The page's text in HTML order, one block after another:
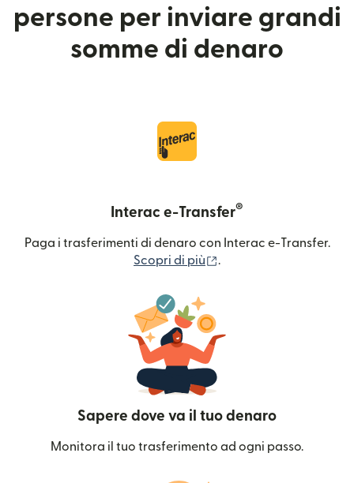
persone per inviare grandi
somme di denaro
Interac e-Transfer®
Paga i trasferimenti di denaro con Interac e-Transfer.
Scopri di più
.
Sapere dove va il tuo denaro
Monitora il tuo trasferimento ad ogni passo.